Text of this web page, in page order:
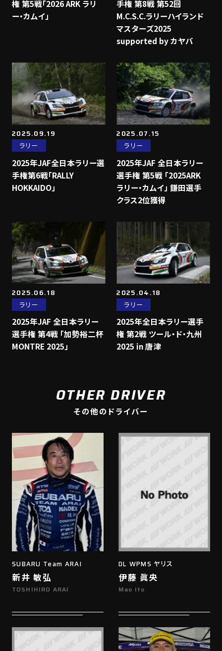
権 第5戦「2026 ARK ラリ
ー・カムイ」
手権 第8戦 第52回
M.C.S.C.ラリーハイランド
マスターズ2025
supported by カヤバ
2025.09.19
ラリー
2025年JAF全日本ラリー選
手権第6戦「RALLY
HOKKAIDO」
2025.07.15
ラリー
2025年JAF 全日本ラリー
選手権 第5戦 「2025ARK
ラリー・カムイ」 鎌田選手
クラス2位獲得
2025.06.18
ラリー
2025年JAF 全日本ラリー
選手権 第4戦 「加勢裕二杯
MONTRE 2025」
2025.04.18
ラリー
2025年全日本ラリー選手
権 第2戦 ツール・ド・九州
2025 in 唐津
OTHER DRIVER
その他のドライバー
SUBARU Team ARAI
新井 敏弘
TOSHIHIRO ARAI
DL WPMS ヤリス
伊藤 眞央
Mao Ito